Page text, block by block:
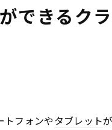
できるク
トフォンやタブレット